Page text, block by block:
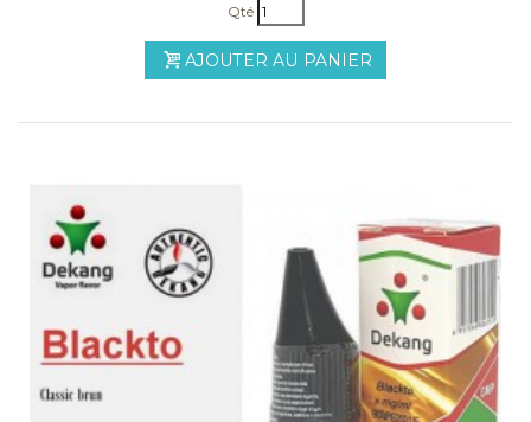
Qté
AJOUTER AU PANIER